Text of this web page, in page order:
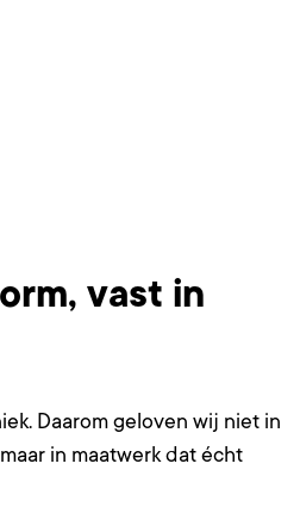
vast in
Daarom geloven wij niet in
in maatwerk dat écht